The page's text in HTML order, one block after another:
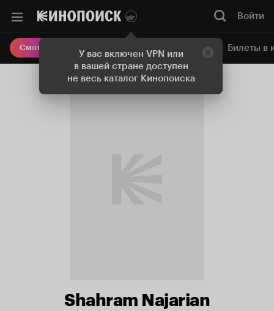
У вас включен VPN или
в вашей стране доступен
не весь каталог Кинопоиска
Войти
Смотреть кино Онлайн-кинотеатр Билеты в
Shahram Najarian